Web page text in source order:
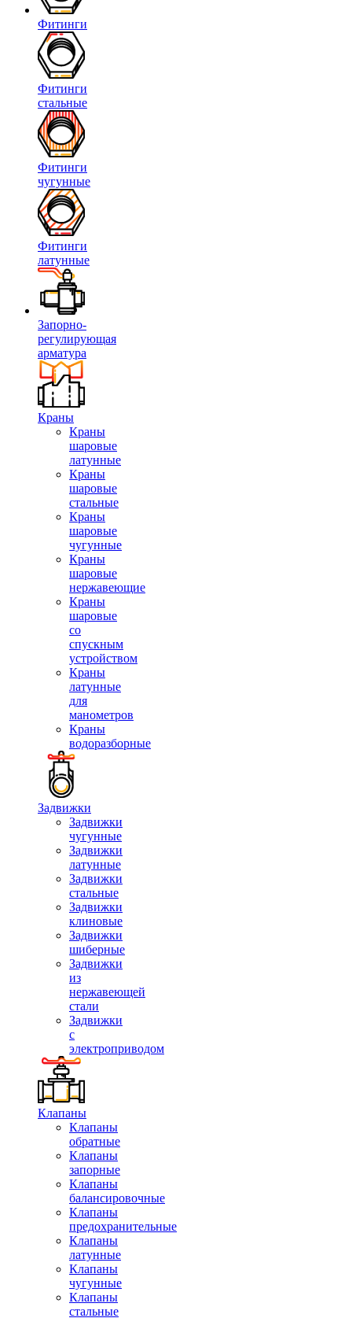
Фитинги
Фитинги
стальные
Фитинги
чугунные
Фитинги
латунные
Запорно-
регулирующая
арматура
Краны
Краны
шаровые
латунные
Краны
шаровые
стальные
Краны
шаровые
чугунные
Краны
шаровые
нержавеющие
Краны
шаровые
со
спускным
устройством
Краны
латунные
для
манометров
Краны
водоразборные
Задвижки
Задвижки
чугунные
Задвижки
латунные
Задвижки
стальные
Задвижки
клиновые
Задвижки
шиберные
Задвижки
из
нержавеющей
стали
Задвижки
с
электроприводом
Клапаны
Клапаны
обратные
Клапаны
запорные
Клапаны
балансировочные
Клапаны
предохранительные
Клапаны
латунные
Клапаны
чугунные
Клапаны
стальные